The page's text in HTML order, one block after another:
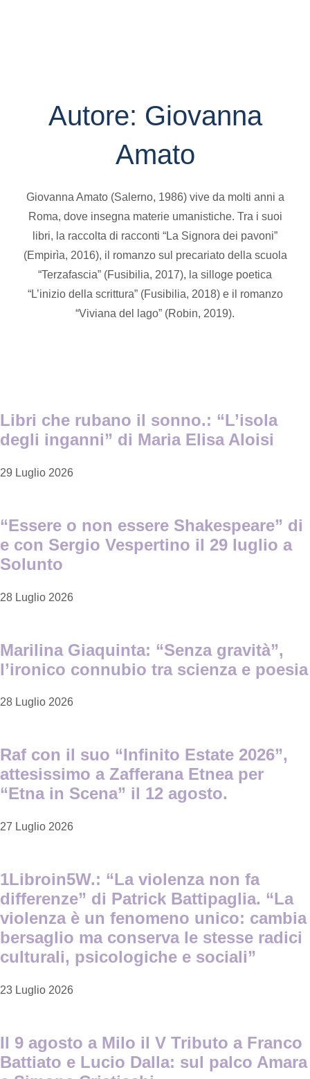
Autore: Giovanna
Amato
Giovanna Amato (Salerno, 1986) vive da molti anni a
Roma, dove insegna materie umanistiche. Tra i suoi
libri, la raccolta di racconti “La Signora dei pavoni”
(Empirìa, 2016), il romanzo sul precariato della scuola
“Terzafascia” (Fusibilia, 2017), la silloge poetica
“L’inizio della scrittura” (Fusibilia, 2018) e il romanzo
“Viviana del lago” (Robin, 2019).
Libri che rubano il sonno.: “L’isola
degli inganni” di Maria Elisa Aloisi
29 Luglio 2026
“Essere o non essere Shakespeare” di
e con Sergio Vespertino il 29 luglio a
Solunto
28 Luglio 2026
Marilina Giaquinta: “Senza gravità”,
l’ironico connubio tra scienza e poesia
28 Luglio 2026
Raf con il suo “Infinito Estate 2026”,
attesissimo a Zafferana Etnea per
“Etna in Scena” il 12 agosto.
27 Luglio 2026
1Libroin5W.: “La violenza non fa
differenze” di Patrick Battipaglia. “La
violenza è un fenomeno unico: cambia
bersaglio ma conserva le stesse radici
culturali, psicologiche e sociali”
23 Luglio 2026
Il 9 agosto a Milo il V Tributo a Franco
Battiato e Lucio Dalla: sul palco Amara